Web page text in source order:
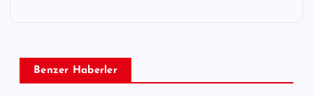
z
Benzer Haberler